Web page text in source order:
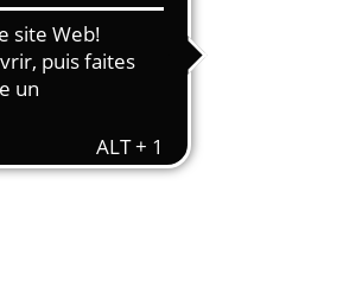
d'eau et d'assainissement
mécanique du bois
et travail aérien
temporaire